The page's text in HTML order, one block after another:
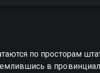
по просторам
в